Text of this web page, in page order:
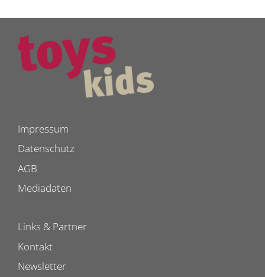
Impressum
Datenschutz
AGB
Mediadaten
Links & Partner
Kontakt
Newsletter